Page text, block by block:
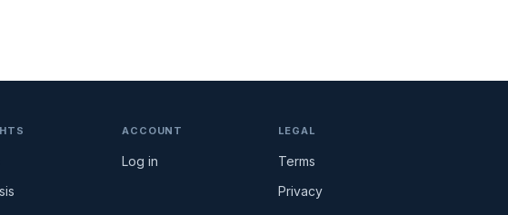
ACCOUNT
Log in
LEGAL
Terms
Privacy